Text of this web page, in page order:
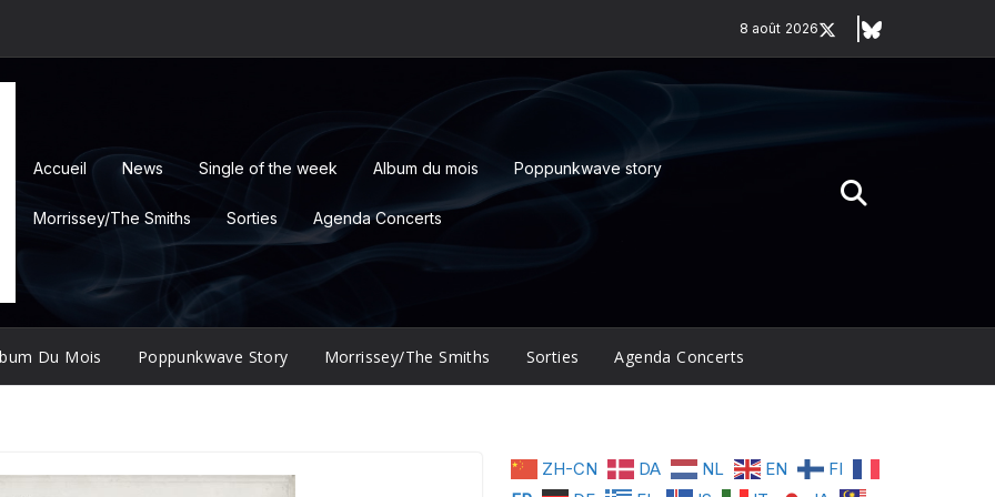
8 août 2026
Accueil News Single of the week Album du mois Poppunkwave story
Morrissey/The Smiths Sorties Agenda Concerts
Du Mois Poppunkwave Story Morrissey/The Smiths Sorties Agenda Concerts
ZH-CN DA NL EN
FI